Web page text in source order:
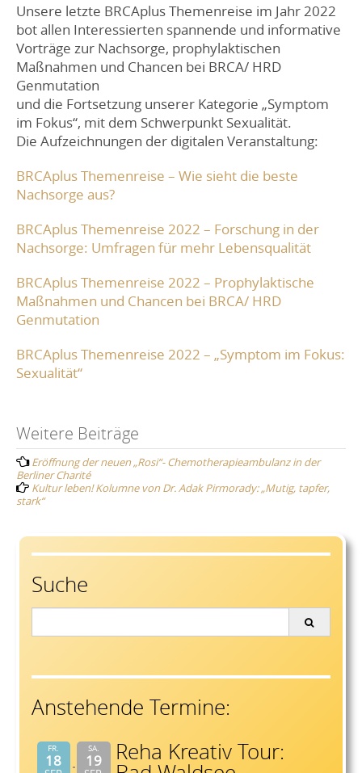
Unsere letzte BRCAplus Themenreise im Jahr 2022
bot allen Interessierten spannende und informative
Vorträge zur Nachsorge, prophylaktischen
Maßnahmen und Chancen bei BRCA/ HRD
Genmutation
und die Fortsetzung unserer Kategorie „Symptom
im Fokus“, mit dem Schwerpunkt Sexualität.
Die Aufzeichnungen der digitalen Veranstaltung:
BRCAplus Themenreise – Wie sieht die beste
Nachsorge aus?
BRCAplus Themenreise 2022 – Forschung in der
Nachsorge: Umfragen für mehr Lebensqualität
BRCAplus Themenreise 2022 – Prophylaktische
Maßnahmen und Chancen bei BRCA/ HRD
Genmutation
BRCAplus Themenreise 2022 – „Symptom im Fokus:
Sexualität“
Post
navigation
Weitere Beiträge
Eröffnung der neuen „Rosi“- Chemotherapieambulanz in der
Berliner Charité
Kultur leben! Kolumne von Dr. Adak Pirmorady: „Mutig, tapfer,
stark“
Suche
Anstehende Termine:
FR.
18
SA.
19 Reha Kreativ Tour: